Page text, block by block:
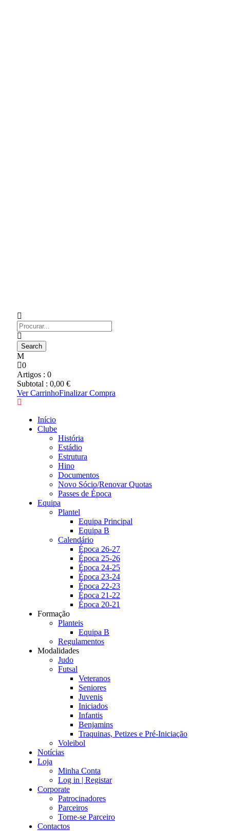
0
Artigos : 0
Subtotal : 0,00 €
Ver CarrinhoFinalizar Compra
Início
Clube
História
Estádio
Estrutura
Hino
Documentos
Novo Sócio/Renovar Quotas
Passes de Época
Equipa
Plantel
Equipa Principal
Equipa B
Calendário
Época 26-27
Época 25-26
Época 24-25
Época 23-24
Época 22-23
Época 21-22
Época 20-21
Formação
Planteis
Equipa B
Regulamentos
Modalidades
Judo
Futsal
Veteranos
Seniores
Juvenis
Iniciados
Infantis
Benjamins
Traquinas, Petizes e Pré-Iniciação
Voleibol
Notícias
Loja
Minha Conta
Log in | Registar
Corporate
Patrocinadores
Parceiros
Torne-se Parceiro
Contactos